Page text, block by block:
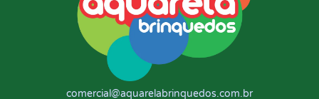
comercial@aquarelabrinquedos.com.br